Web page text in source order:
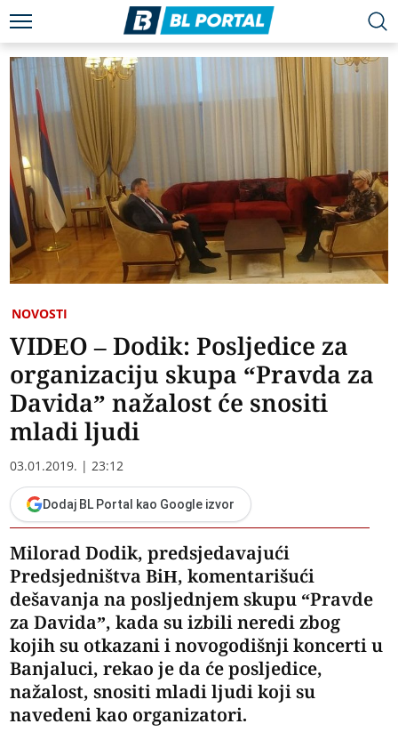
NOVOSTI
VIDEO – Dodik: Posljedice za
organizaciju skupa “Pravda za
Davida” nažalost će snositi
mladi ljudi
03.01.2019. | 23:12
Dodaj BL Portal kao Google izvor
Milorad Dodik, predsjedavajući
Predsjedništva BiH, komentarišući
dešavanja na posljednjem skupu “Pravde
za Davida”, kada su izbili neredi zbog
kojih su otkazani i novogodišnji koncerti u
Banjaluci, rekao je da će posljedice,
nažalost, snositi mladi ljudi koji su
navedeni kao organizatori.